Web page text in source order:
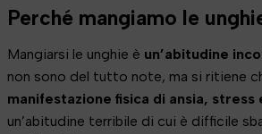
Perché mangiamo le
Mangiarsi le unghie è un’abitudine
non sono del tutto note, ma si ritiene
manifestazione fisica di ansia, stress
un’abitudine terribile di cui è difficile